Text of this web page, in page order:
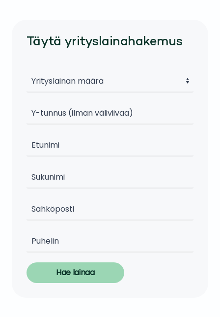
Täytä yrityslainahakemus
Hae lainaa